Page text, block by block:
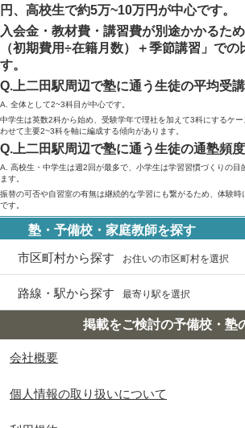
円、高校生で約5万~10万円が中心です。
入会金・教材費・講習費が別途かかるた
（初期費用÷在籍月数）＋季節講習」で
す。
Q.上二田駅周辺で塾に通う生徒の平均受
A. 全体として2~3科目が中心です。
中学生は英数2科から始め、受験学年で理社を加えて3科にするケ
わせて主要2~3科を軸に編成する傾向があります。
Q.上二田駅周辺で塾に通う生徒の通塾頻
A. 高校生・中学生は週2回が最多で、小学生は学習習慣づくりの目
ます。
振替の可否や自習室の有無は継続的な学習にも繋がるため、体験
です。
塾・予備校・家庭教師を探す
市区町村から探す お住いの市区町村を選択
路線・駅から探す 最寄り駅を選択
掲載をご検討の予備校・塾
会社概要
個人情報の取り扱いについて